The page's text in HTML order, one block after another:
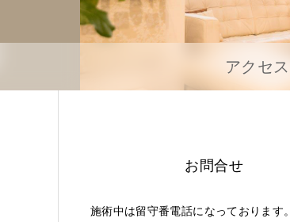
アクセス
お問合せ
施術中は留守番電話になっております。